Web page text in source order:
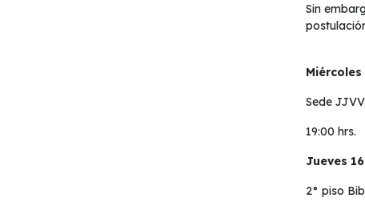
Sin
Sede
19:00 hrs.
Jueves
2° piso